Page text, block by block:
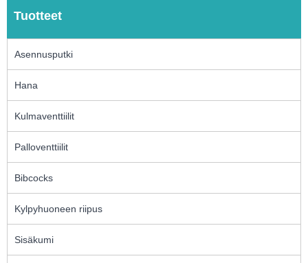
Tuotteet
Asennusputki
Hana
Kulmaventtiilit
Palloventtiilit
Bibcocks
Kylpyhuoneen riipus
Sisäkumi